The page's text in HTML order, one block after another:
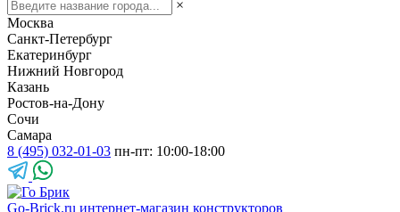
×
Москва
Санкт-Петербург
Екатеринбург
Нижний Новгород
Казань
Ростов-на-Дону
Сочи
Самара
8 (495) 032-01-03 пн-пт: 10:00-18:00
Go-Brick.ru интернет-магазин конструкторов